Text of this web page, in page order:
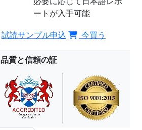
ートが入手可能
試読サンプル申込 今買う
品質と信頼の証